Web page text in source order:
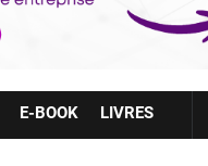
E-BOOK LIVRES